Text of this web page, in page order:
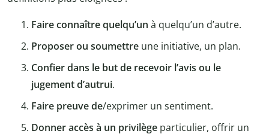
Faire connaître quelqu’un à quelqu’un d’autre.
Proposer ou soumettre une initiative, un plan.
Confier dans le but de recevoir l’avis ou le
jugement d’autrui.
Faire preuve de/exprimer un sentiment.
Donner accès à un privilège particulier, offrir un